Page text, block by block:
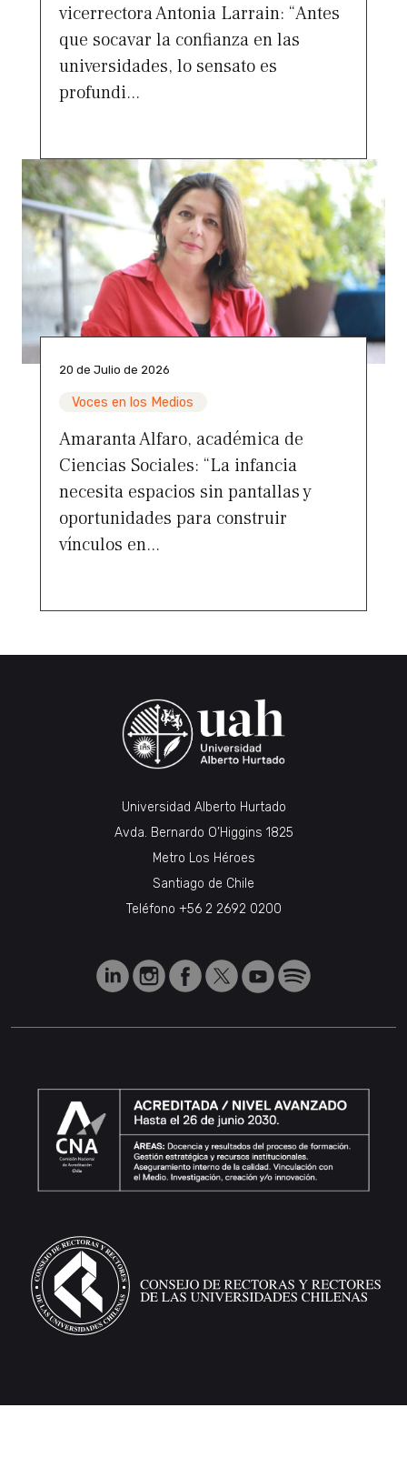
vicerrectora Antonia Larrain: “Antes
que socavar la confianza en las
universidades, lo sensato es
profundi...
20 de Julio de 2026
Voces en los Medios
Amaranta Alfaro, académica de
Ciencias Sociales: “La infancia
necesita espacios sin pantallas y
oportunidades para construir
vínculos en...
Universidad Alberto Hurtado
Avda. Bernardo O’Higgins 1825
Metro Los Héroes
Santiago de Chile
Teléfono +56 2 2692 0200